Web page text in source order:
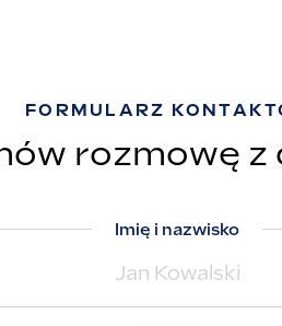
FORMULARZ
rozmowę z
Imię i nazwisko